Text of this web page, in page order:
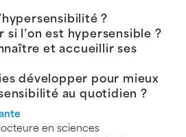
?
si l’on est hypersensible ?
et accueillir ses
développer pour mieux
au quotidien ?
en sciences